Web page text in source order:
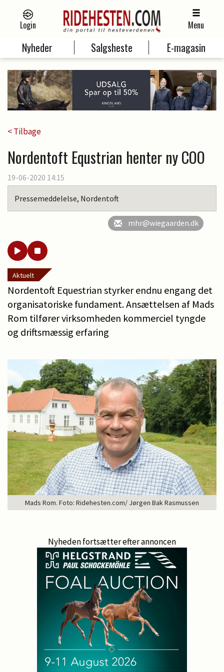
Login Menu
Nyheder Salgsheste E-magasin
< Tilbage
Nordentoft Equstrian henter ny COO
19-06-2020 14:15
Pressemeddelelse, Nordentoft
mhr@wiegaarden.dk
Aktuelt
Nordentoft Equestrian styrker endnu engang det
organisatoriske fundament. Ansættelsen af Mads
Rom tilfører virksomheden kommerciel tyngde
og driftsmæssig erfaring
Mads Rom. Foto: Ridehesten.com/ Jørgen Bak Rasmussen
Nyheden fortsætter efter annoncen